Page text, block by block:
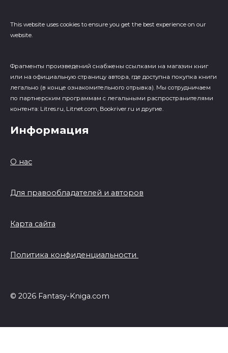
This website uses cookies to ensure you get the best experience on our
website.
Фрагменты произведений cнабжены ссылками на магазин книг
или на официальную страницу автора, где доступна покупка книги
легально (в конце ознакомительного отрывка). Мы сотрудничаем
по партнерским программам с легальными распространителями
контента: Litres.ru, Litnet.com, Bookriver.ru и другие.
Информация
О нас
Для правообладателей и авторов
Карта сайта
Политика конфиденциальности
© 2026 Fantasy-Kniga.com